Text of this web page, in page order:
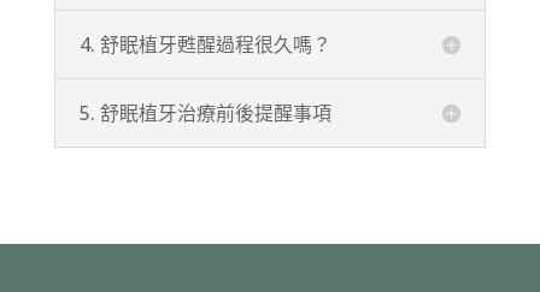
4. 舒眠植牙甦醒過程很久嗎？
5. 舒眠植牙治療前後提醒事項